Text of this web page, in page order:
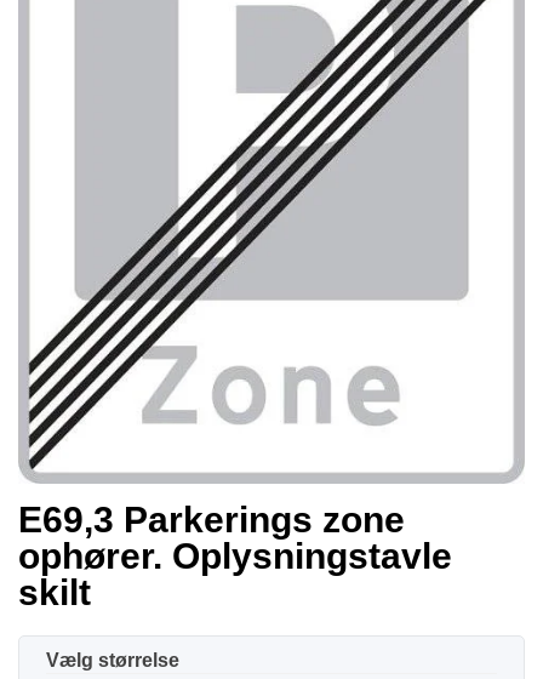
E69,3 Parkerings zone
ophører. Oplysningstavle
skilt
størrelse